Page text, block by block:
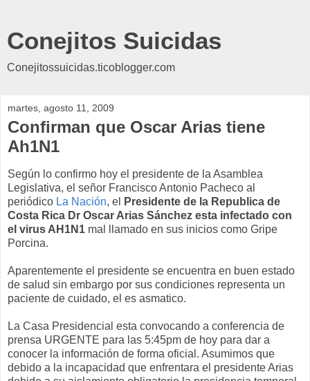
Conejitos Suicidas
Conejitossuicidas.ticoblogger.com
martes, agosto 11, 2009
Confirman que Oscar Arias tiene
Ah1N1
Según lo confirmo hoy el presidente de la Asamblea
Legislativa, el señor Francisco Antonio Pacheco al
periódico La Nación, el
Presidente de la Republica de
Costa Rica Dr Oscar Arias Sánchez esta infectado con
el virus AH1N1 mal llamado en sus inicios como Gripe
Porcina.
Aparentemente el presidente se encuentra en buen estado
de salud sin embargo por sus condiciones representa un
paciente de cuidado, el es asmatico.
La Casa Presidencial esta convocando a conferencia de
prensa URGENTE para las 5:45pm de hoy para dar a
conocer la información de forma oficial. Asumimos que
debido a la incapacidad que enfrentara el presidente Arias